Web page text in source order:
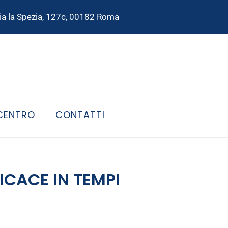
la Spezia, 127c, 00182 Roma
CONTATTI
IN TEMPI